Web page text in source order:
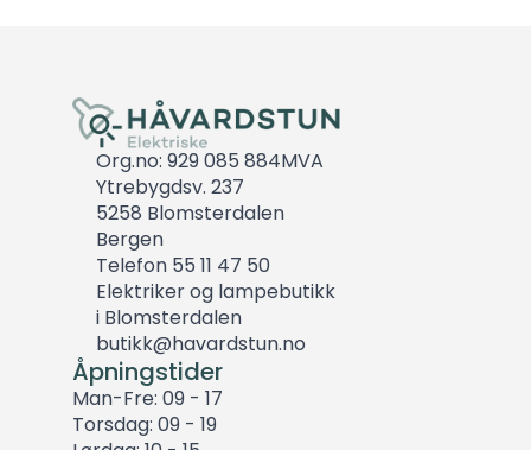
Org.no: 929 085 884MVA
Ytrebygdsv. 237
5258 Blomsterdalen
Bergen
Telefon 55 11 47 50
Elektriker og lampebutikk
i Blomsterdalen
butikk@havardstun.no
Åpningstider
Man-Fre: 09 - 17
Torsdag: 09 - 19